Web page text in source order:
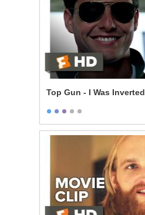
Top Gun - I Was Inverted